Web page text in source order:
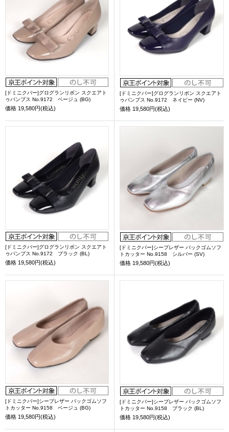
[ドミニクバー]グログランリボン スクエアト
ゥパンプス No.9172 ベージュ (BG)
価格 19,580円(税込)
[ドミニクバー]グログランリボン スクエアト
ゥパンプス No.9172 ネイビー (NV)
価格 19,580円(税込)
[ドミニクバー]グログランリボン スクエアト
ゥパンプス No.9172 ブラック (BL)
価格 19,580円(税込)
[ドミニクバー]シープレザー バックゴムソフ
トカッター No.9158 シルバー (SV)
価格 19,580円(税込)
[ドミニクバー]シープレザー バックゴムソフ
トカッター No.9158 ベージュ (BG)
価格 19,580円(税込)
[ドミニクバー]シープレザー バックゴムソフ
トカッター No.9158 ブラック (BL)
価格 19,580円(税込)